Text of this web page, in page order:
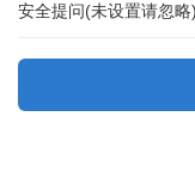
安全提问(未设置请忽略)